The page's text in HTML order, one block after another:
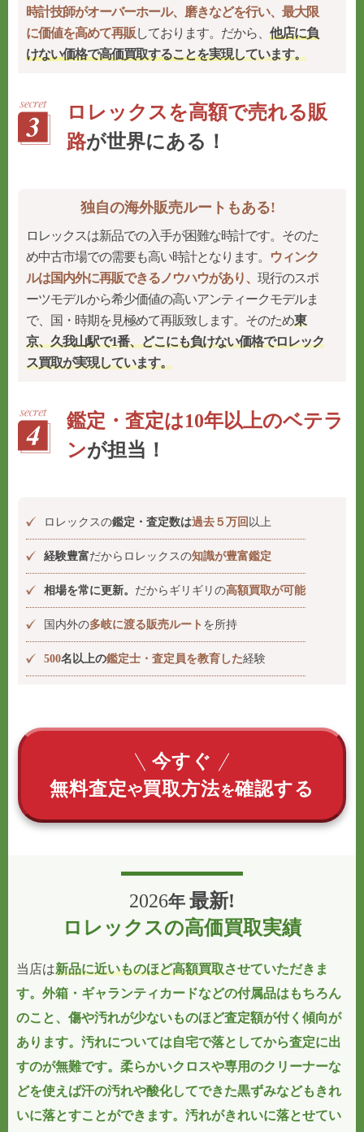
時計技師がオーバーホール、磨きなどを行い、最大限
に価値を高めて再販しております。だから、他店に負
けない価格で高価買取することを実現しています。
ロレックスを高額で売れる販
路が世界にある！
独自の海外販売ルートもある!
ロレックスは新品での入手が困難な時計です。そのた
め中古市場での需要も高い時計となります。 ウィンク
ルは国内外に再販できるノウハウがあり、現行のスポ
ーツモデルから希少価値の高いアンティークモデルま
で、国・時期を見極めて再販致します。そのため東
京、久我山駅で1番、どこにも負けない価格でロレック
ス買取が実現しています。
鑑定・査定は10年以上のベテラ
ンが担当！
ロレックスの鑑定・査定数は過去５万回 以上
経験豊富だからロレックスの知識が豊富鑑定
相場を常に更新。 だからギリギリの高額買取が可能
国内外の多岐に渡る販売ルート を所持
500名以上の鑑定士・査定員を教育した経験
今すぐ
無料査定や買取方法を確認する
2026年 最新!
ロレックスの高価買取実績
当店は新品に近いものほど高額買取させていただきま
す。外箱・ギャランティカードなどの付属品はもちろん
のこと、傷や汚れが少ないものほど査定額が付く傾向が
あります。汚れについては自宅で落としてから査定に出
すのが無難です。柔らかいクロスや専用のクリーナーな
どを使えば汗の汚れや酸化してできた黒ずみなどもきれ
いに落とすことができます。 汚れがきれいに落とせてい